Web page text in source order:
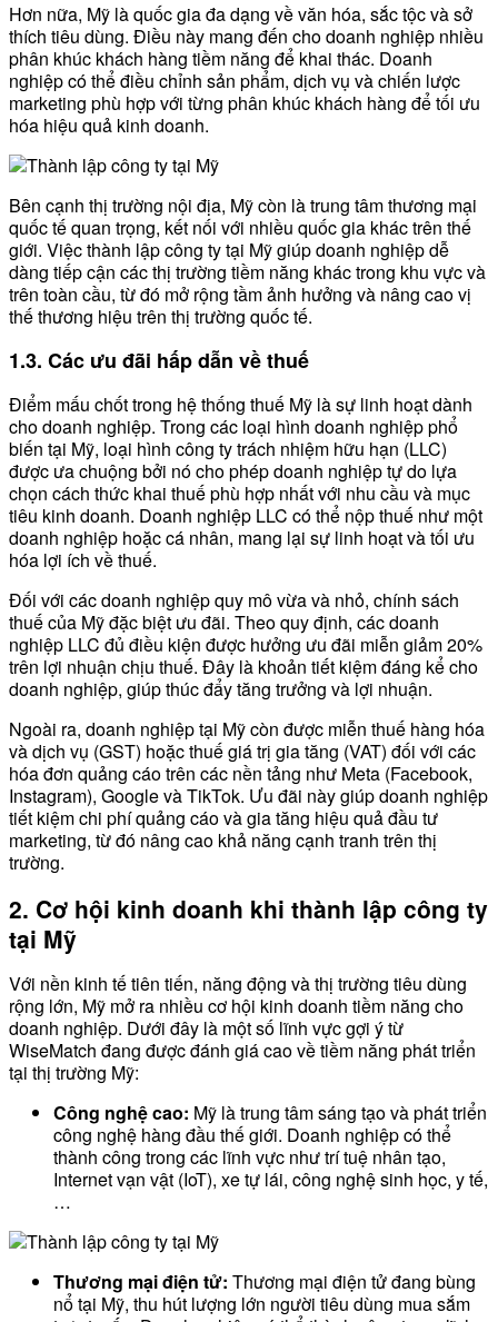
Hơn nữa, Mỹ là quốc gia đa dạng về văn hóa, sắc tộc và sở
thích tiêu dùng. Điều này mang đến cho doanh nghiệp nhiều
phân khúc khách hàng tiềm năng để khai thác. Doanh
nghiệp có thể điều chỉnh sản phẩm, dịch vụ và chiến lược
marketing phù hợp với từng phân khúc khách hàng để tối ưu
hóa hiệu quả kinh doanh.
Bên cạnh thị trường nội địa, Mỹ còn là trung tâm thương mại
quốc tế quan trọng, kết nối với nhiều quốc gia khác trên thế
giới. Việc thành lập công ty tại Mỹ giúp doanh nghiệp dễ
dàng tiếp cận các thị trường tiềm năng khác trong khu vực và
trên toàn cầu, từ đó mở rộng tầm ảnh hưởng và nâng cao vị
thế thương hiệu trên thị trường quốc tế.
1.3. Các ưu đãi hấp dẫn về thuế
Điểm mấu chốt trong hệ thống thuế Mỹ là sự linh hoạt dành
cho doanh nghiệp. Trong các loại hình doanh nghiệp phổ
biến tại Mỹ, loại hình công ty trách nhiệm hữu hạn (LLC)
được ưa chuộng bởi nó cho phép doanh nghiệp tự do lựa
chọn cách thức khai thuế phù hợp nhất với nhu cầu và mục
tiêu kinh doanh. Doanh nghiệp LLC có thể nộp thuế như một
doanh nghiệp hoặc cá nhân, mang lại sự linh hoạt và tối ưu
hóa lợi ích về thuế.
Đối với các doanh nghiệp quy mô vừa và nhỏ, chính sách
thuế của Mỹ đặc biệt ưu đãi. Theo quy định, các doanh
nghiệp LLC đủ điều kiện được hưởng ưu đãi miễn giảm 20%
trên lợi nhuận chịu thuế. Đây là khoản tiết kiệm đáng kể cho
doanh nghiệp, giúp thúc đẩy tăng trưởng và lợi nhuận.
Ngoài ra, doanh nghiệp tại Mỹ còn được miễn thuế hàng hóa
và dịch vụ (GST) hoặc thuế giá trị gia tăng (VAT) đối với các
hóa đơn quảng cáo trên các nền tảng như Meta (Facebook,
Instagram), Google và TikTok. Ưu đãi này giúp doanh nghiệp
tiết kiệm chi phí quảng cáo và gia tăng hiệu quả đầu tư
marketing, từ đó nâng cao khả năng cạnh tranh trên thị
trường.
2. Cơ hội kinh doanh khi thành lập công ty
tại Mỹ
Với nền kinh tế tiên tiến, năng động và thị trường tiêu dùng
rộng lớn, Mỹ mở ra nhiều cơ hội kinh doanh tiềm năng cho
doanh nghiệp. Dưới đây là một số lĩnh vực gợi ý từ
WiseMatch đang được đánh giá cao về tiềm năng phát triển
tại thị trường Mỹ:
Công nghệ cao: Mỹ là trung tâm sáng tạo và phát triển
công nghệ hàng đầu thế giới. Doanh nghiệp có thể
thành công trong các lĩnh vực như trí tuệ nhân tạo,
Internet vạn vật (IoT), xe tự lái, công nghệ sinh học, y tế,
…
Thương mại điện tử: Thương mại điện tử đang bùng
nổ tại Mỹ, thu hút lượng lớn người tiêu dùng mua sắm